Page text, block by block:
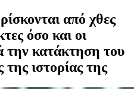
από χθες
όσο και οι
την κατάκτηση του
ιστορίας της